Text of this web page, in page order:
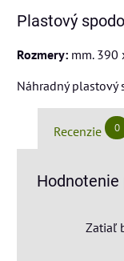
Plastový
Rozmery: mm. 390
Náhradný plastový
Recenzie 0
Hodnotenie
Zatiaľ